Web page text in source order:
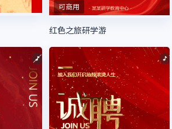
可商用
红色之旅研学游